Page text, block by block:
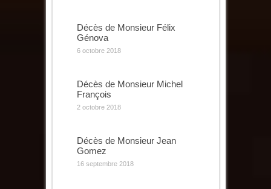
Décès de Monsieur Félix
Génova
6 octobre 2018
Décès de Monsieur Michel
François
2 octobre 2018
Décès de Monsieur Jean
Gomez
16 septembre 2018